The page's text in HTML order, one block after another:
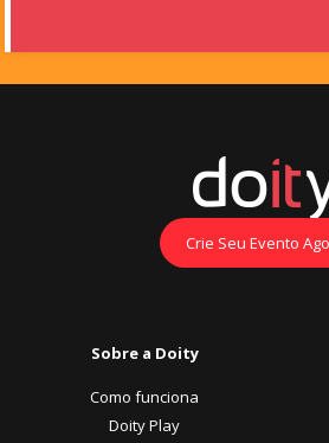
Crie Seu Evento
Sobre a Doity
Como funciona
Doity Play